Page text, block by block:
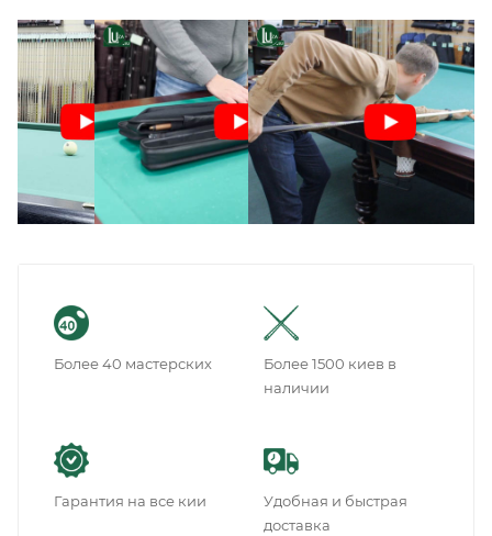
Более 40 мастерских
Более 1500 киев в
наличии
Гарантия на все кии
Удобная и быстрая
доставка